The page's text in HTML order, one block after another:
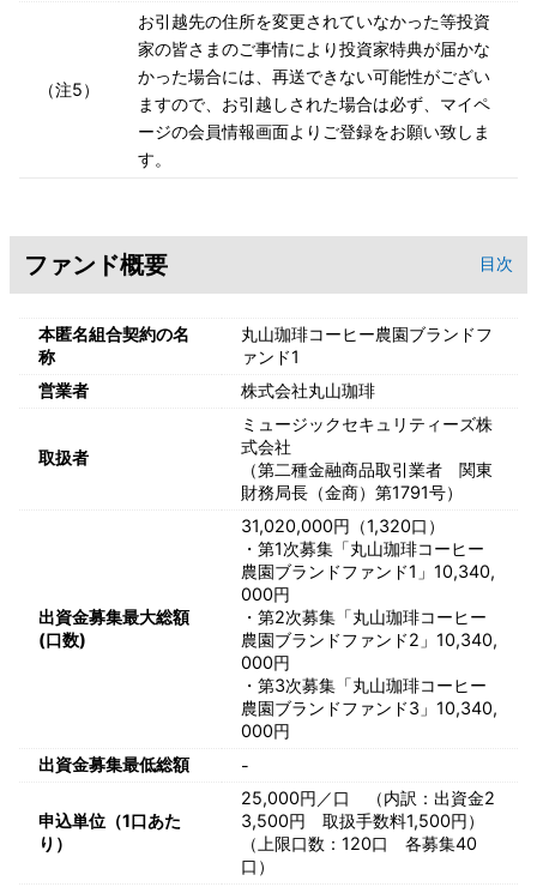
（注5）
お引越先の住所を変更されていなかった等投資
家の皆さまのご事情により投資家特典が届かな
かった場合には、再送できない可能性がござい
ますので、お引越しされた場合は必ず、マイペ
ージの会員情報画面よりご登録をお願い致しま
す。
ファンド概要 目次
本匿名組合契約の名
称
丸山珈琲コーヒー農園ブランドフ
ァンド1
営業者
株式会社丸山珈琲
取扱者
ミュージックセキュリティーズ株
式会社
（第二種金融商品取引業者 関東
財務局長（金商）第1791号）
出資金募集最大総額
(口数)
31,020,000円（1,320口）
・第1次募集「丸山珈琲コーヒー
農園ブランドファンド1」10,340,
000円
・第2次募集「丸山珈琲コーヒー
農園ブランドファンド2」10,340,
000円
・第3次募集「丸山珈琲コーヒー
農園ブランドファンド3」10,340,
000円
出資金募集最低総額
-
申込単位（1口あた
り）
25,000円／口 （内訳：出資金2
3,500円 取扱手数料1,500円）
（上限口数：120口 各募集40
口）